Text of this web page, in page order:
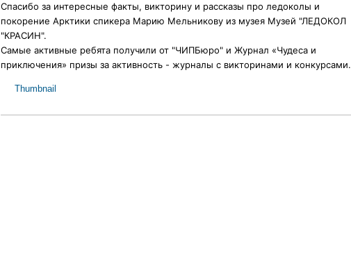
Спасибо за интересные факты, викторину и рассказы про ледоколы и
покорение Арктики спикера Марию Мельникову из музея Музей "ЛЕДОКОЛ
"КРАСИН".
Самые активные ребята получили от "ЧИПБюро" и Журнал «Чудеса и
приключения» призы за активность - журналы с викторинами и конкурсами.
Thumbnail